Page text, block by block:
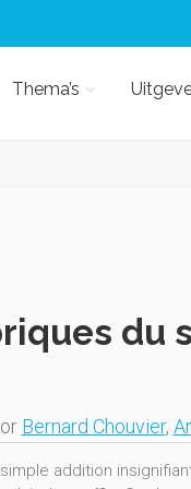
Thema’s
du
Bernard Chouvier,
simple addition